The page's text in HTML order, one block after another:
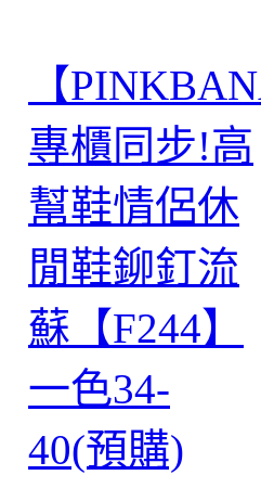
【
專櫃同步!高
幫鞋情侶休
閒鞋鉚釘流
蘇【F244】
一色34-
40(預購)